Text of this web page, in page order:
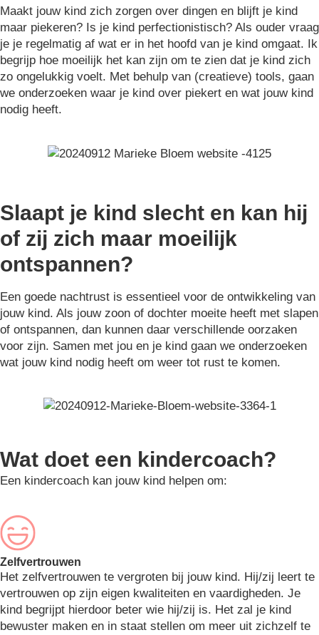
Maakt jouw kind zich zorgen over dingen en blijft je kind
maar piekeren? Is je kind perfectionistisch? Als ouder vraag
je je regelmatig af wat er in het hoofd van je kind omgaat. Ik
begrijp hoe moeilijk het kan zijn om te zien dat je kind zich
zo ongelukkig voelt. Met behulp van (creatieve) tools, gaan
we onderzoeken waar je kind over piekert en wat jouw kind
nodig heeft.
Slaapt je kind slecht en kan hij
of zij zich maar moeilijk
ontspannen?
Een goede nachtrust is essentieel voor de ontwikkeling van
jouw kind. Als jouw zoon of dochter moeite heeft met slapen
of ontspannen, dan kunnen daar verschillende oorzaken
voor zijn. Samen met jou en je kind gaan we onderzoeken
wat jouw kind nodig heeft om weer tot rust te komen.
Wat doet een kindercoach?
Een kindercoach kan jouw kind helpen om:
Zelfvertrouwen
Het zelfvertrouwen te vergroten bij jouw kind. Hij/zij leert te
vertrouwen op zijn eigen kwaliteiten en vaardigheden. Je
kind begrijpt hierdoor beter wie hij/zij is. Het zal je kind
bewuster maken en in staat stellen om meer uit zichzelf te